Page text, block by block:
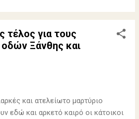
τέλος για τους
Ξάνθης και
και ατελείωτο μαρτύριο
εδώ και αρκετό καιρό οι κάτοικοι